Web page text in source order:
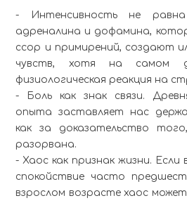
- Интенсивность не равна
адреналина и дофамина,
ссор и примирений, создают
чувств, хотя на самом
физиологическая реакция на
- Боль как знак связи.
опыта заставляет нас
как за доказательство
разорвана.
- Хаос как признак жизни.
спокойствие часто
взрослом возрасте хаос